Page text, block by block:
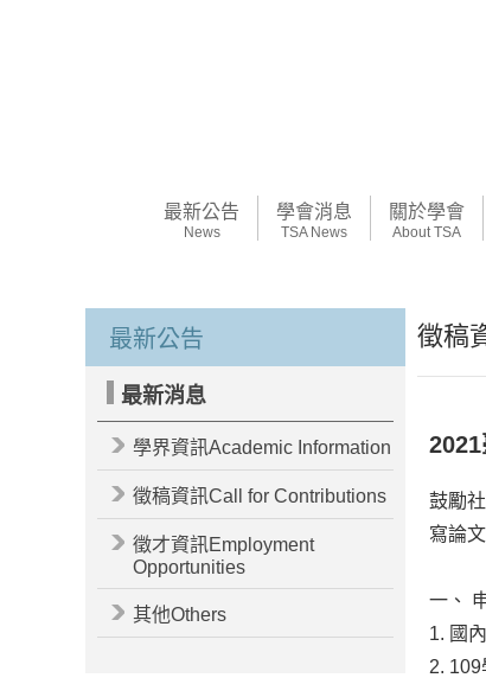
最新公告
News
學會消息
TSA News
關於學會
About TSA
最新公告
最新消息
學界資訊Academic Information
徵稿資訊Call for Contributions
徵才資訊Employment
Opportunities
其他Others
徵稿
鼓勵
寫論文
一、
1. 國
2. 109